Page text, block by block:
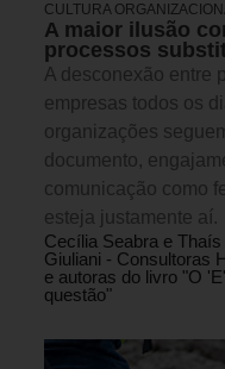
CULTURA
A maior ilusão
processos
A desconexão entre
empresas todos os
organizações
documento,
comunicação como
esteja justamente aí.
Cecília Seabra e Thaís
Giuliani - Consultoras
e autoras do livro "O
questão"